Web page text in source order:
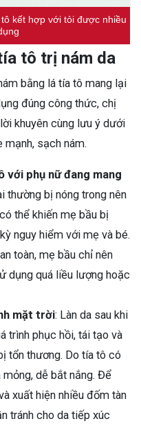
kết hợp với tỏi được nhiều
tô trị nám da
bằng lá tía tô mang lại
đúng công thức, chị
khuyên cùng lưu ý dưới
sạch nám.
với phụ nữ đang mang
thường bị nóng trong nên
thể khiến mẹ bầu bị
nguy hiểm với mẹ và bé.
toàn, mẹ bầu chỉ nên
dụng quá liều lượng hoặc
mặt trời: Làn da sau khi
trình phục hồi, tái tạo và
tổn thương. Do tía tô có
mỏng, dễ bắt nắng. Để
xuất hiện nhiều đốm tàn
tránh cho da tiếp xúc